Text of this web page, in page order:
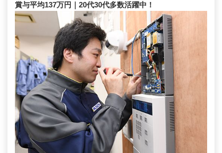
賞与平均137万円｜20代30代多数活躍中！